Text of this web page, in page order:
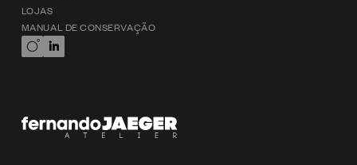
LOJAS
MANUAL DE CONSERVAÇÃO